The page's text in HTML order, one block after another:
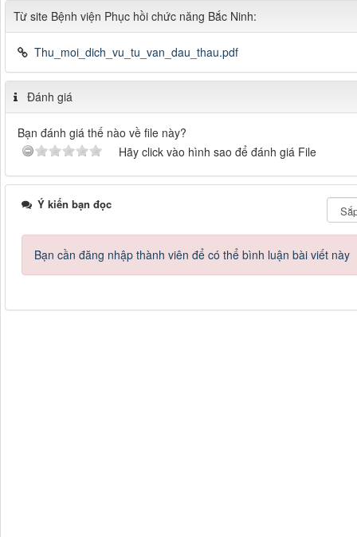
Từ site Bệnh viện Phục hồi chức năng Bắc Ninh:
Thu_moi_dich_vu_tu_van_dau_thau.pdf
Đánh giá
Bạn đánh giá thế nào về file này?
Hãy click vào hình sao để đánh giá File
Ý kiến bạn đọc
Bạn cần đăng nhập thành viên để có thể bình luận bài viết này